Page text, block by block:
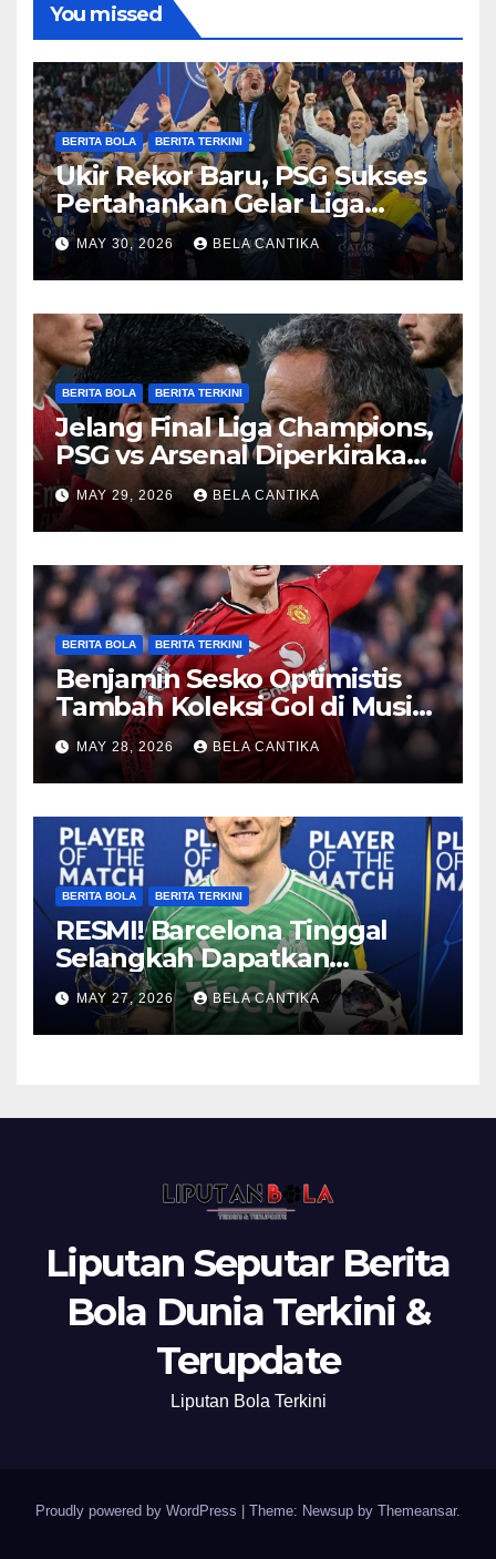
You missed
BERITA BOLA BERITA TERKINI
Ukir Rekor Baru, PSG Sukses
Pertahankan Gelar Liga
Champions
MAY 30, 2026 BELA CANTIKA
BERITA BOLA BERITA TERKINI
Jelang Final Liga Champions,
PSG vs Arsenal Diperkirakan
Sengit
MAY 29, 2026 BELA CANTIKA
BERITA BOLA BERITA TERKINI
Benjamin Sesko Optimistis
Tambah Koleksi Gol di Musim
2026/27
MAY 28, 2026 BELA CANTIKA
BERITA BOLA BERITA TERKINI
RESMI! Barcelona Tinggal
Selangkah Dapatkan
Anthony Gordon
MAY 27, 2026 BELA CANTIKA
Liputan Seputar Berita
Bola Dunia Terkini &
Terupdate
Liputan Bola Terkini
Proudly powered by WordPress | Theme: Newsup by Themeansar.